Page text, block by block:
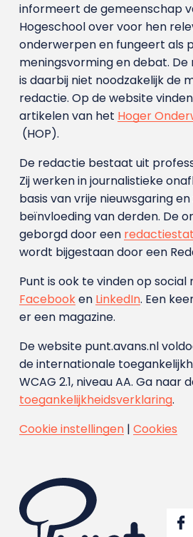
informeert de gemeenschap
Hogeschool over voor hen
onderwerpen en fungeert als
meningsvorming en debat.
is daarbij niet noodzakelijk de
redactie. Op de website
artikelen van het Hoger
(HOP).
De redactie bestaat uit
Zij werken in journalistieke
basis van vrije nieuwsgaring
beïnvloeding van derden. De
geborgd door een
wordt bijgestaan door een
Punt is ook te vinden op social
Facebooken LinkedIn. Een
er een magazine.
De website punt.avans.nl
de internationale
WCAG 2.1, niveau AA. Ga naar
toegankelijkheidsverklaring.
Cookie instellingen| Cookies